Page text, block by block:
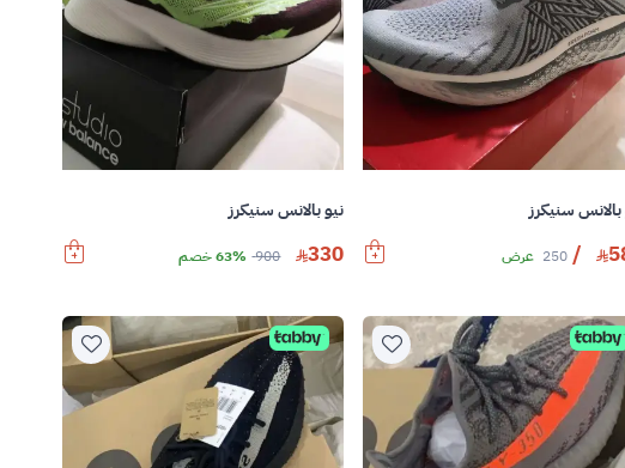
بالانس سنيكرز
/
250 عرض
نيو بالانس سنيكرز
330
900 63% خصم